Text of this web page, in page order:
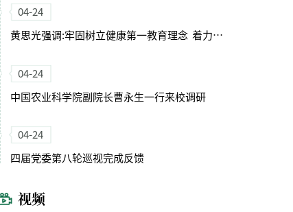
04-24
黄思光强调:牢固树立健康第一教育理念 着力培养德智体美劳全面发展的卓越农林人才
04-24
中国农业科学院副院长曹永生一行来校调研
04-24
四届党委第八轮巡视完成反馈
视频